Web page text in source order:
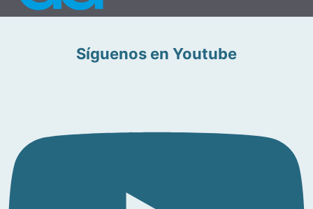
Síguenos en Youtube